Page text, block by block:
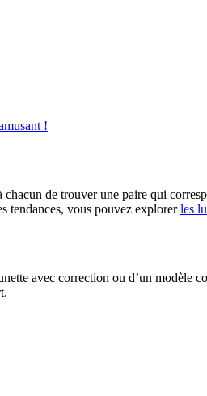
!
de trouver une paire qui
tendances, vous pouvez explorerles
avec correction ou d’un modèle